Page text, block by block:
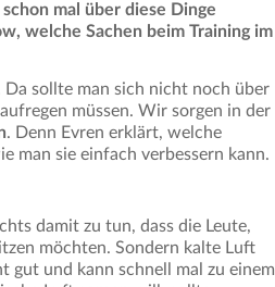
mal über diese Dinge
welche Sachen beim Training im
Da sollte man sich nicht noch über
müssen. Wir sorgen in der
. Denn Evren erklärt, welche
man sie einfach verbessern kann.
damit zu tun, dass die Leute,
möchten. Sondern kalte Luft
gut und kann schnell mal zu einem